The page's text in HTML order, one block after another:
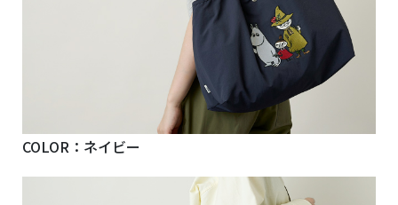
COLOR：ネイビー